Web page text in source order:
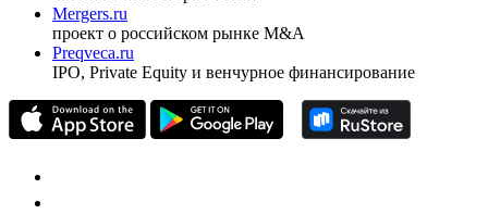
Investfunds
универсальный ресурс по фондовому рынку для
частного инвестора России
проект о российском рынке M&A
Preqveca.ru